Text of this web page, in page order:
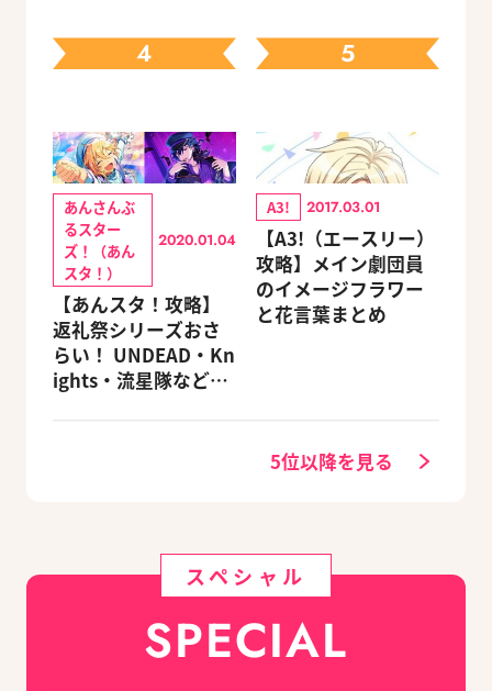
る豪華グッズ付き限
定セットも同時発売
4
あんさんぶ
るスター
ズ！（あん
スタ！）
2020.01.04
【あんスタ！攻略】
返礼祭シリーズおさ
らい！ UNDEAD・Kn
ights・流星隊など、
5
A3! 2017.03.01
【A3!（エースリー）
攻略】メイン劇団員
のイメージフラワー
と花言葉まとめ
5位以降を見る
スペシャル
SPECIAL